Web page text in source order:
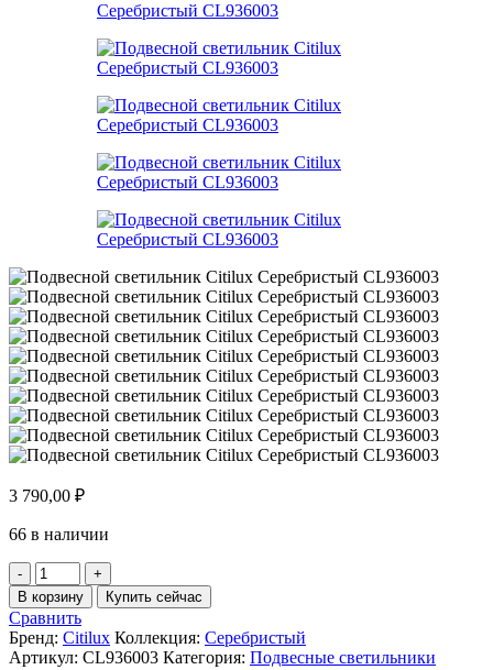
3 790,00 ₽
66 в наличии
Количество
товара
Подвесной
светильник
Citilux
В корзину Купить сейчас
Сравнить
Бренд: Citilux Коллекция: Серебристый
Артикул: CL936003 Категория: Подвесные светильники